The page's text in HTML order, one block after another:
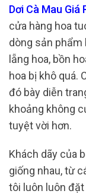
Dơi Cà Mau Giá
cửa hàng hoa
dòng sản phẩm
lẵng hoa, bồn
hoa bị khô quá.
đó bày diễn
khoảng không
tuyệt vời hơn.
Khách dãy của
giống nhau, từ
tôi luôn luôn